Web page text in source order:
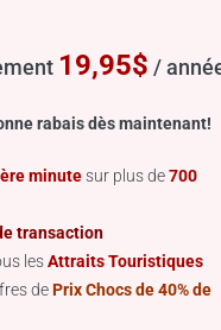
19,95$ /
rabais dès maintenant!
minutesur plus de700
transaction
lesAttraits Touristiques
dePrix Chocs de 40% de